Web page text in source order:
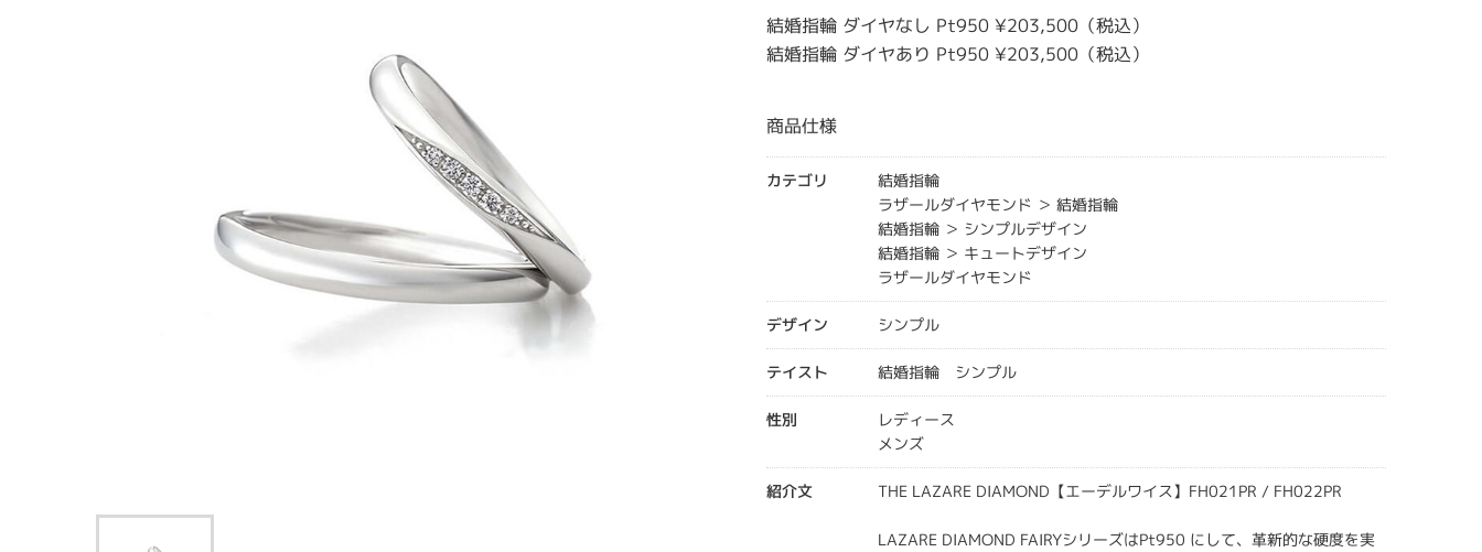
結婚指輪 ダイヤなし Pt950 ¥203,500（税込）
結婚指輪 ダイヤあり Pt950 ¥203,500（税込）
商品仕様
カテゴリ
結婚指輪
ラザールダイヤモンド ＞ 結婚指輪
結婚指輪 ＞ シンプルデザイン
結婚指輪 ＞ キュートデザイン
ラザールダイヤモンド
デザイン シンプル
テイスト 結婚指輪 シンプル
性別
レディース
メンズ
紹介文 THE LAZARE DIAMOND【エーデルワイス】FH021PR / FH022PR
LAZARE DIAMOND FAIRYシリーズはPt950 にして、革新的な硬度を実